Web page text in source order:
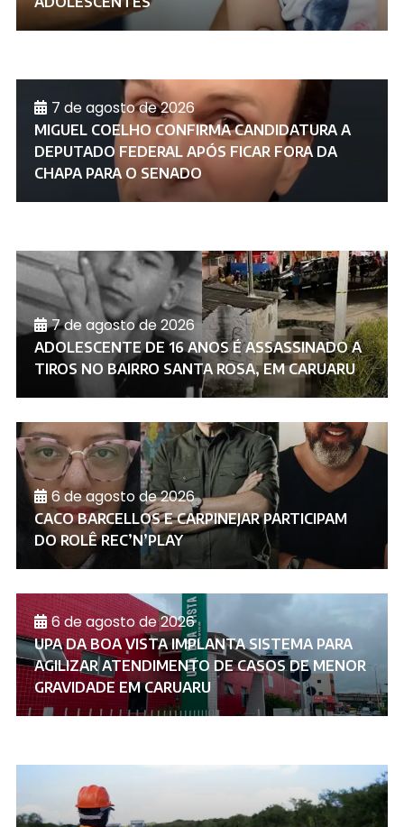
7 de agosto de 2026
MIGUEL COELHO CONFIRMA CANDIDATURA A
DEPUTADO FEDERAL APÓS FICAR FORA DA
CHAPA PARA O SENADO
7 de agosto de 2026
ADOLESCENTE DE 16 ANOS É ASSASSINADO A
TIROS NO BAIRRO SANTA ROSA, EM CARUARU
6 de agosto de 2026
CACO BARCELLOS E CARPINEJAR PARTICIPAM
DO ROLÊ REC’N’PLAY
6 de agosto de 2026
UPA DA BOA VISTA IMPLANTA SISTEMA PARA
AGILIZAR ATENDIMENTO DE CASOS DE MENOR
GRAVIDADE EM CARUARU